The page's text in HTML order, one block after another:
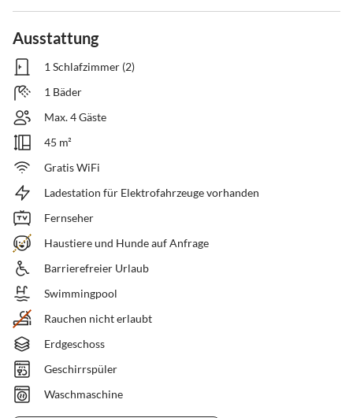
Ausstattung
1 Schlafzimmer (2)
1 Bäder
Max. 4 Gäste
45 m²
Gratis WiFi
Ladestation für Elektrofahrzeuge vorhanden
Fernseher
Haustiere und Hunde auf Anfrage
Barrierefreier Urlaub
Swimmingpool
Rauchen nicht erlaubt
Erdgeschoss
Geschirrspüler
Waschmaschine